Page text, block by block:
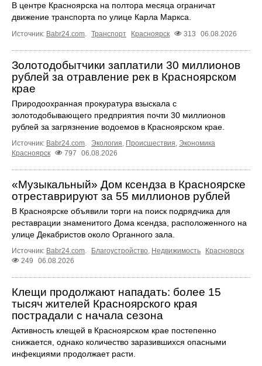
В центре Красноярска на полтора месяца ограничат
движение транспорта по улице Карла Маркса.
Источник: Babr24.com. Транспорт Красноярск 313 06.08.2026
Золотодобытчики заплатили 30 миллионов
рублей за отравление рек в Красноярском
крае
Природоохранная прокуратура взыскала с
золотодобывающего предприятия почти 30 миллионов
рублей за загрязнение водоемов в Красноярском крае.
Источник: Babr24.com. Экология, Происшествия, Экономика
Красноярск
797 06.08.2026
«Музыкальный» Дом ксендза в Красноярске
отреставрируют за 55 миллионов рублей
В Красноярске объявили торги на поиск подрядчика для
реставрации знаменитого Дома ксендза, расположенного на
улице Декабристов около Органного зала.
Источник: Babr24.com. Благоустройство, Недвижимость
Красноярск
249
06.08.2026
Клещи продолжают нападать: более 15
тысяч жителей Красноярского края
пострадали с начала сезона
Активность клещей в Красноярском крае постепенно
снижается, однако количество заразившихся опасными
инфекциями продолжает расти.